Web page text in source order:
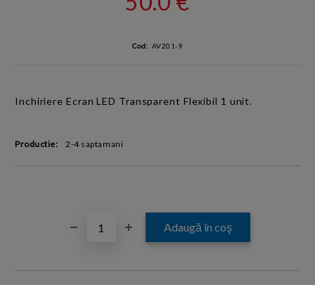
Cod: AV201-9
Inchiriere Ecran LED Transparent Flexibil 1 unit.
Productie: 2-4 saptamani